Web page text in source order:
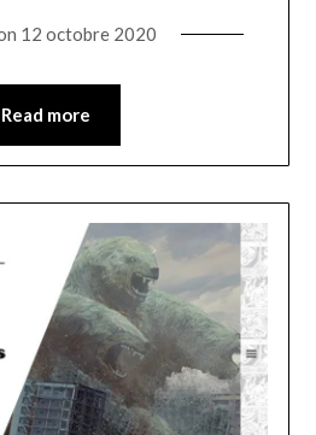
12 octobre 2020
Read more